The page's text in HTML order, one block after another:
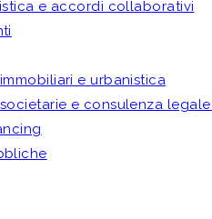
e accordi collaborativi
e urbanistica
e consulenza legale